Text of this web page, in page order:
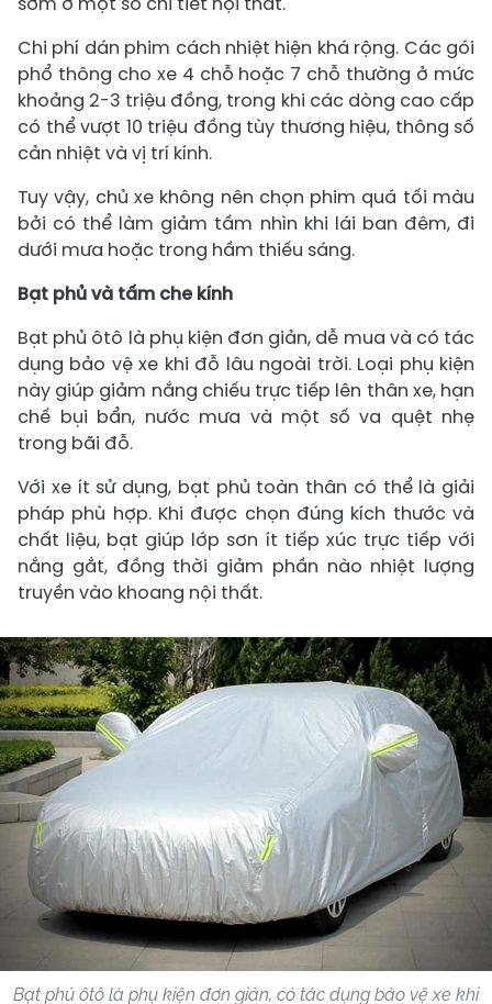
Chi phí dán phim cách nhiệt hiện khá rộng. Các gói
phổ thông cho xe 4 chỗ hoặc 7 chỗ thường ở mức
khoảng 2-3 triệu đồng, trong khi các dòng cao cấp
có thể vượt 10 triệu đồng tùy thương hiệu, thông số
cản nhiệt và vị trí kính.
Tuy vậy, chủ xe không nên chọn phim quá tối màu
bởi có thể làm giảm tầm nhìn khi lái ban đêm, đi
dưới mưa hoặc trong hầm thiếu sáng.
Bạt phủ và tấm che kính
Bạt phủ ôtô là phụ kiện đơn giản, dễ mua và có tác
dụng bảo vệ xe khi đỗ lâu ngoài trời. Loại phụ kiện
này giúp giảm nắng chiếu trực tiếp lên thân xe, hạn
chế bụi bẩn, nước mưa và một số va quệt nhẹ
trong bãi đỗ.
Với xe ít sử dụng, bạt phủ toàn thân có thể là giải
pháp phù hợp. Khi được chọn đúng kích thước và
chất liệu, bạt giúp lớp sơn ít tiếp xúc trực tiếp với
nắng gắt, đồng thời giảm phần nào nhiệt lượng
truyền vào khoang nội thất.
Bạt phủ ôtô là phụ kiện đơn giản, có tác dụng bảo vệ xe khi